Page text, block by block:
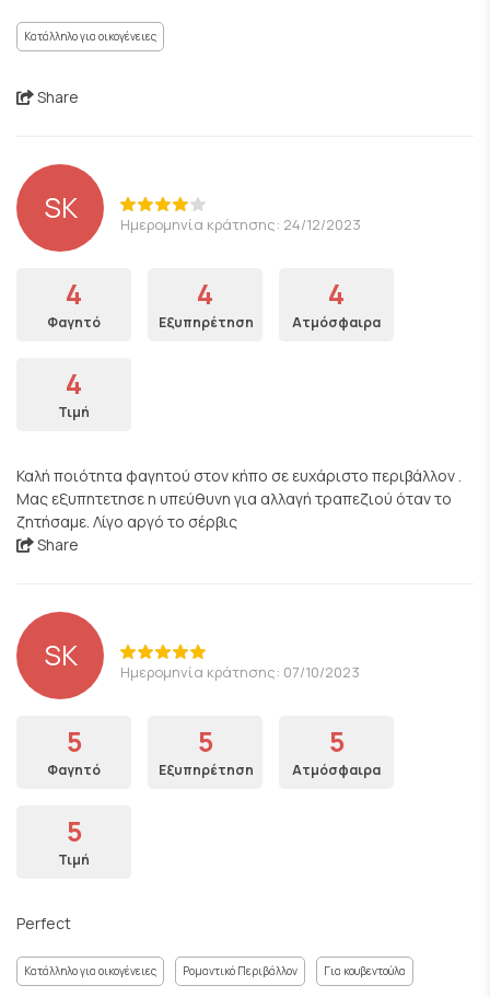
Κατάλληλο για οικογένειες
Share
SK Ημερομηνία κράτησης: 24/12/2023
4
Φαγητό
4
Εξυπηρέτηση
4
Ατμόσφαιρα
4
Τιμή
Καλή ποιότητα φαγητού στον κήπο σε ευχάριστο περιβάλλον .
Μας εξυπητετησε η υπεύθυνη για αλλαγή τραπεζιού όταν το
ζητήσαμε. Λίγο αργό το σέρβις
Share
SK Ημερομηνία κράτησης: 07/10/2023
5
Φαγητό
5
Εξυπηρέτηση
5
Ατμόσφαιρα
5
Τιμή
Perfect
Κατάλληλο για οικογένειες Ρομαντικό Περιβάλλον Για κουβεντούλα